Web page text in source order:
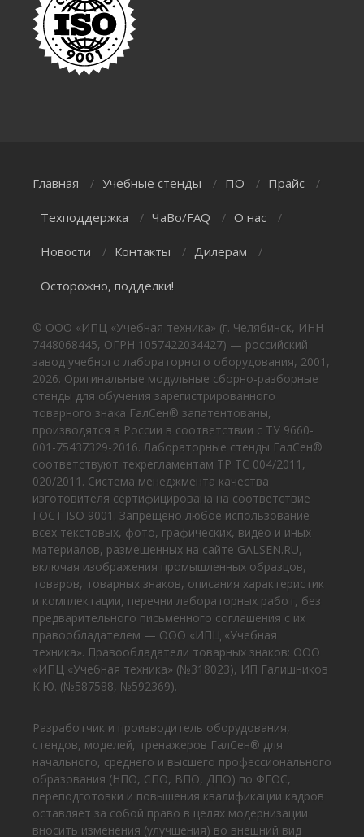
Главная / Учебные стенды / ПО / Прайс /
Техподдержка / ЧаВо/FAQ / О нас /
Новости / Контакты / Дилерам /
Осторожно, подделки!
© ООО «ИПЦ «Учебная техника» (г. Челябинск, ИНН
7448068445, ОГРН 1057422034427) — российский
завод учебного лабораторного оборудования, 2001,
2026. Оригинальные модульные сборно-разборные
стенды для обучения зарегистрированного
товарного знака ГалСен® запатентованы,
производятся в России в соответствии с ТУ 9660-
001-75437329-2016. Лабораторные стенды ГалСен®
соответствуют техрегламентам ТР ТС 004/2011,
020/2011. Система менеджмента качества
изготовителя сертифицирована на соответствие
ГОСТ ISO 9001. Запрещено любое использование
всех текстовых, фото, графических, видео и иных
материалов, размещенных на сайте GALSEN.RU,
включая изображения промышленных образцов,
товаров, товарных знаков, описания характеристик
и комплектации, перечни лабораторных работ, без
предварительного письменного соглашения с их
правообладателем — ООО «ИПЦ «Учебная
техника». Правообладатели товарных знаков: ООО
«ИПЦ «Учебная техника» (№318023), ИП Галишников
К.Ю. (№587588, №592369).
Разработчик и производитель оборудования,
стендов, моделей, тренажеров ГалСен® для
начального, среднего и высшего профессионального
образования (НПО, СПО, ВПО, ДПО) по ФГОС,
переподготовки и повышения квалификации кадров
оставляет за собой право в целях модернизации
вносить изменения (улучшения) во внешний вид